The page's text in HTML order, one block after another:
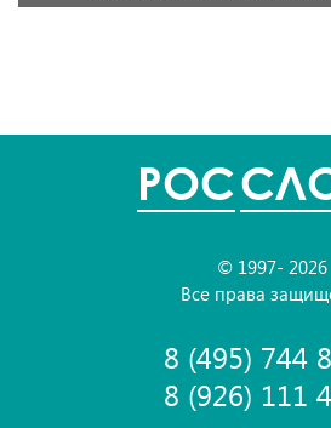
POC
© 1997- 2026
Все права
8 (495) 744
8 (926) 111